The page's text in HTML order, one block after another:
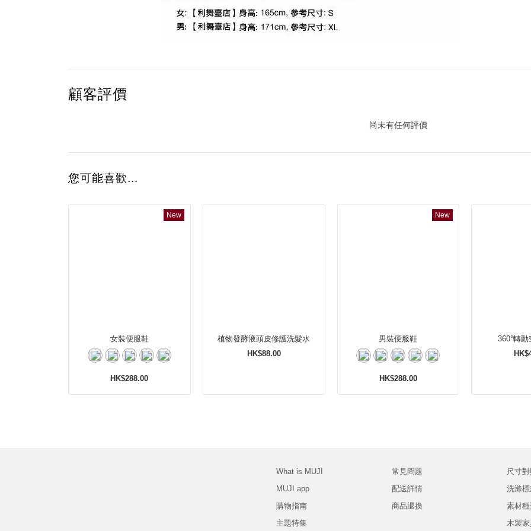
顧客評價
尚未有任何評價
您可能喜歡...
New
女裝便服鞋
HK$288.00
植物發酵液頭皮修護洗髮水
HK$88.00
New
男裝便服鞋
HK$288.00
360°轉
What is MUJI
MUJI app
購物指南
主題特集
常見問題
配送詳情
商品退換
尺寸
洗滌
素材
木製